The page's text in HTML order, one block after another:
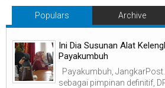
Populars Archive
Ini Dia Susunan Alat
Payakumbuh
Payakumbuh,
sebagai pimpinan definitif,